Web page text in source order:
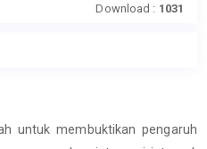
Download : 1031
untuk membuktikan pengaruh